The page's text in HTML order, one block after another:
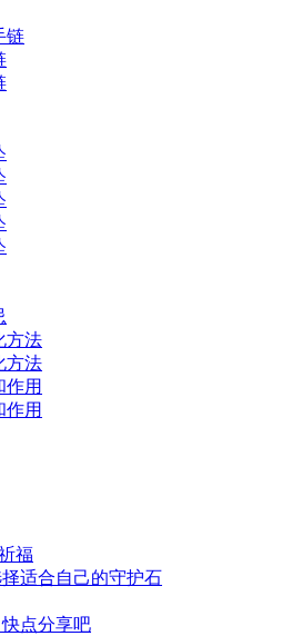
链
方法
方法
作用
作用
福
适合自己的守护石
点分享吧